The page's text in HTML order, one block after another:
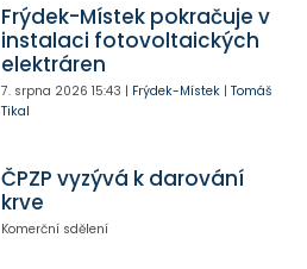
Frýdek-Místek pokračuje v
instalaci fotovoltaických
elektráren
7. srpna 2026 15:43 | Frýdek-Místek| Tomáš
Tikal
ČPZP vyzývá k darování
krve
Komerční sdělení